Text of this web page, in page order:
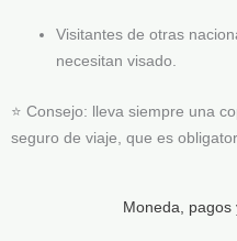
Visitantes de otras
necesitan visado.
⭐ Consejo: lleva siempre una
seguro de viaje, que es
Moneda,